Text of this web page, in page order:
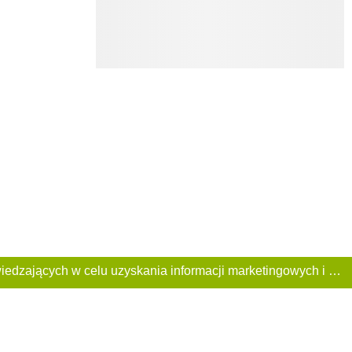
Ta Strona używa plików «cookies». Portal korzysta również z serwisu internetowego do zbierania danych technicznych o odwiedzających w celu uzyskania informacji marketingowych i statystycznych. Warunki przetwarzania danych odwiedzających Stronę, patrz: